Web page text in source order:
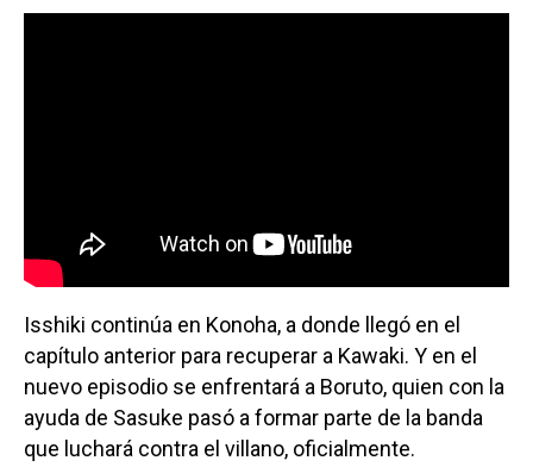
Isshiki continúa en Konoha, a donde llegó en el
capítulo anterior para recuperar a Kawaki. Y en el
nuevo episodio se enfrentará a Boruto, quien con la
ayuda de Sasuke pasó a formar parte de la banda
que luchará contra el villano, oficialmente.